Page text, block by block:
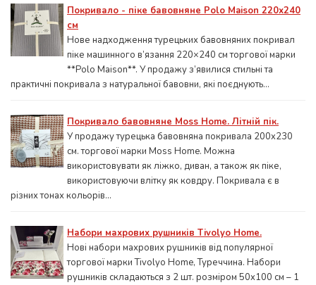
Покривало - піке бавовняне Polo Maison 220х240
см
Нове надходження турецьких бавовняних покривал
піке машинного в’язання 220×240 см торгової марки
**Polo Maison**. У продажу з’явилися стильні та
практичні покривала з натуральної бавовни, які поєднують...
Покривало бавовняне Moss Home. Літній пік.
У продажу турецька бавовняна покривала 200x230
см. торгової марки Moss Home. Можна
використовувати як ліжко, диван, а також як піке,
використовуючи влітку як ковдру. Покривала є в
різних тонах кольорів...
Набори махрових рушників Tivolyo Home.
Нові набори махрових рушників від популярної
торгової марки Tivolyo Home, Туреччина. Набори
рушників складаються з 2 шт. розміром 50x100 см – 1